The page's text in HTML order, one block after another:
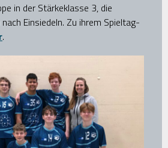
in der Stärkeklasse 3, die
nach Einsiedeln. Zu ihrem Spieltag-
.